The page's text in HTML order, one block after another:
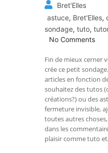
Bret'Elles
astuce, Bret'Elles,
sondage, tuto,
No Comments
Fin de mieux cerner
crée ce petit
articles en fonction
souhaitez des tutos
créations?) ou des
fermeture invisible,
toutes autres choses,
dans les
plaisir comme tuto